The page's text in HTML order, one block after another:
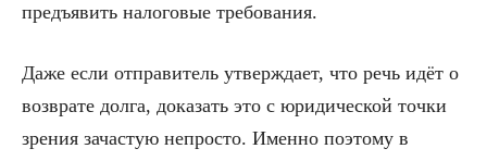
предъявить налоговые требования.
Даже если отправитель утверждает, что речь идёт о
возврате долга, доказать это с юридической точки
зрения зачастую непросто. Именно поэтому в